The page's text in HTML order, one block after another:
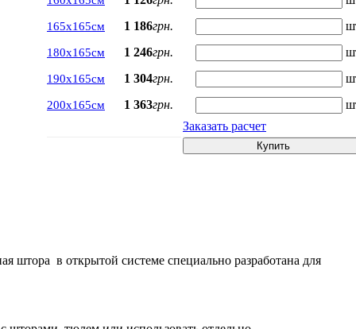
165х165см 1 186грн.
180х165см 1 246грн.
190х165см 1 304грн.
200х165см 1 363грн.
Заказать расчет
Купить
штора в открытой системе специально разработана для